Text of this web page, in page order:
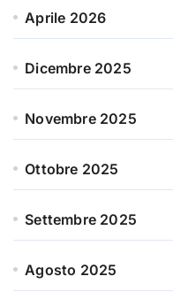
Aprile 2026
Dicembre 2025
Novembre 2025
Ottobre 2025
Settembre 2025
Agosto 2025